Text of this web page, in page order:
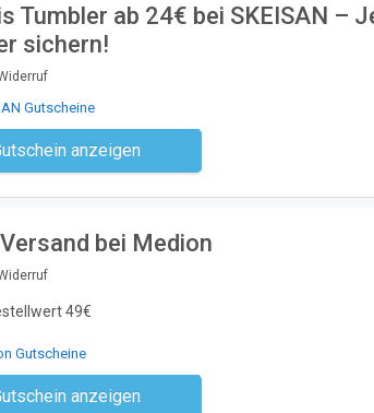
Tumbler ab 24€ bei SKEISAN –
sichern!
Gutscheine
anzeigen
Kein Code notwendig
bei Medion
49€
Gutscheine
anzeigen
Kein Code notwendig